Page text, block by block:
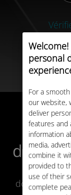
personal
For a
our website,
deliver
features and
information
media,
combine it
provided to
use of their
complete
Ubigi
données